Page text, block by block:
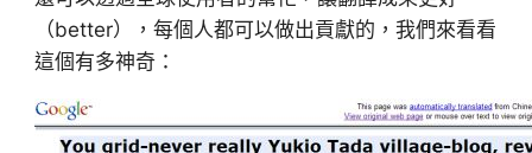
（better），每個人都可以做出貢獻的，我們來看看
這個有多神奇：